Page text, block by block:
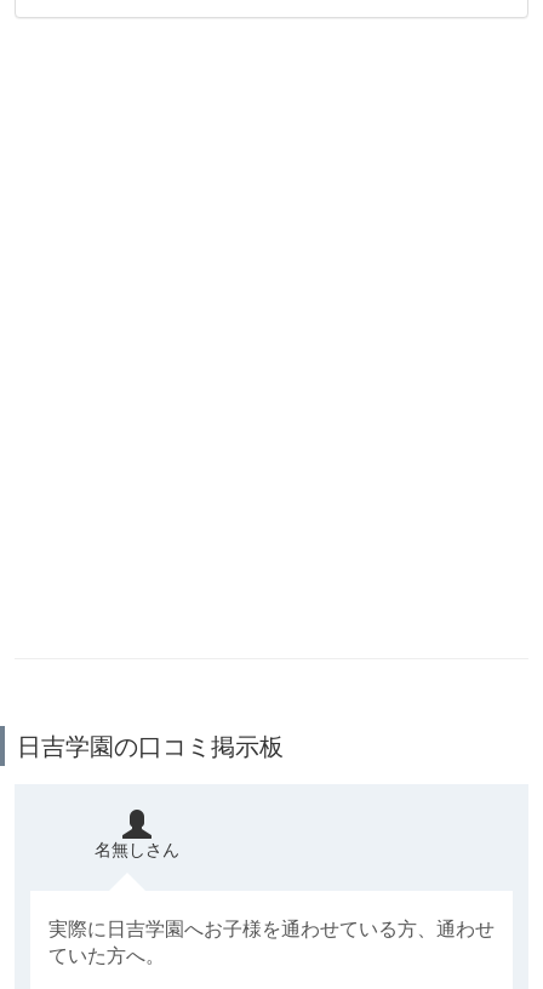
日吉学園の口コミ掲示板
名無しさん
実際に日吉学園へお子様を通わせている方、通わせ
ていた方へ。